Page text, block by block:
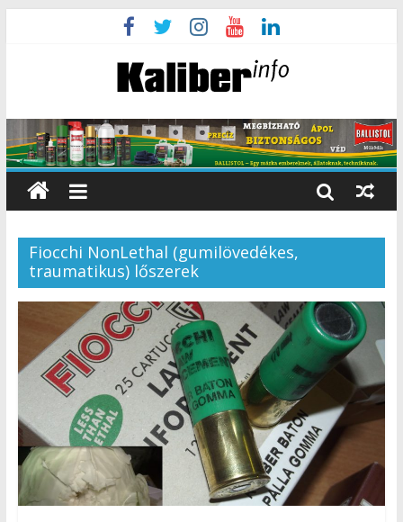
Fiocchi NonLethal (gumilövedékes,
traumatikus) lőszerek